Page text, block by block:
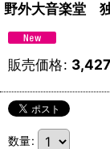
野外大音楽堂
販売価格: 3,427
数量: